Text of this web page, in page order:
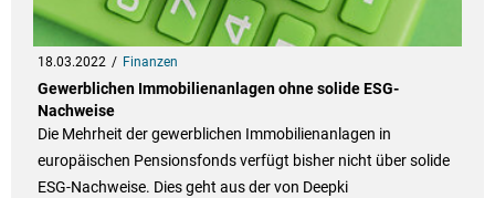
18.03.2022 Finanzen
Gewerblichen Immobilienanlagen ohne solide ESG-
Nachweise
Die Mehrheit der gewerblichen Immobilienanlagen in
europäischen Pensionsfonds verfügt bisher nicht über solide
ESG-Nachweise. Dies geht aus der von Deepki